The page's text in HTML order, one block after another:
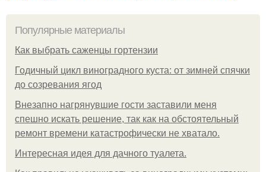
Популярные материалы
Как выбрать саженцы гортензии
Годичный цикл виноградного куста: от зимней спячки
до созревания ягод
Внезапно нагрянувшие гости заставили меня
спешно искать решение, так как на обстоятельный
ремонт времени катастрофически не хватало.
Интересная идея для дачного туалета.